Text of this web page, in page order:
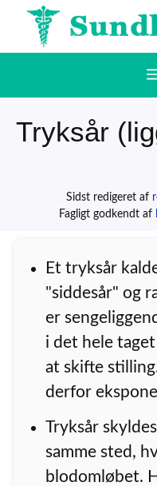
Hop
Tryksår
Sidst redigeret af
Fagligt godkendt af
Et tryksår
"siddesår" og
er
i det hele
at skifte
derfor
Tryksår
samme sted,
blodomløbet.